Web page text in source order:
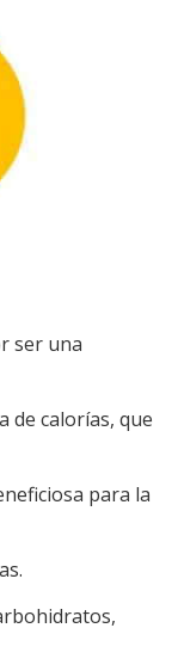
ser una
de calorías, que
para la